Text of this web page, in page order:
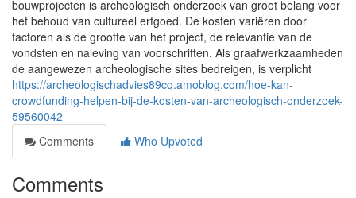
bouwprojecten is archeologisch onderzoek van groot belang voor
het behoud van cultureel erfgoed. De kosten variëren door
factoren als de grootte van het project, de relevantie van de
vondsten en naleving van voorschriften. Als graafwerkzaamheden
de aangewezen archeologische sites bedreigen, is verplicht
https://archeologischadvies89cq.amoblog.com/hoe-kan-
crowdfunding-helpen-bij-de-kosten-van-archeologisch-onderzoek-
59560042
Comments
Who Upvoted
Comments